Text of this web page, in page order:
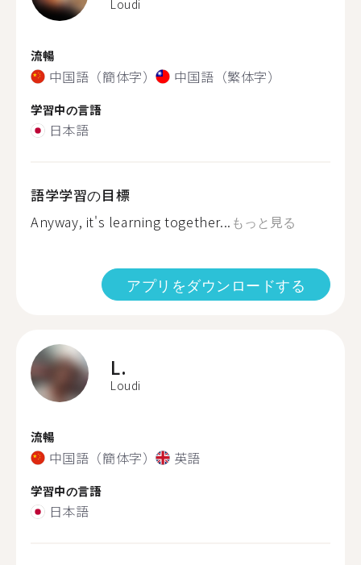
Loudi
流暢
中国語（簡体字） 中国語（繁体字）
学習中の言語
日本語
語学学習の目標
Anyway, it's learning together... もっと見る
アプリをダウンロードする
L.
Loudi
流暢
中国語（簡体字） 英語
学習中の言語
日本語